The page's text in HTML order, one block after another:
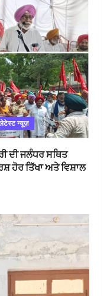
न्यूज़
ਦੀ ਜਲੰਧਰ ਸਥਿਤ
ਹੋਰ ਤਿੱਖਾ ਅਤੇ ਵਿਸ਼ਾਲ